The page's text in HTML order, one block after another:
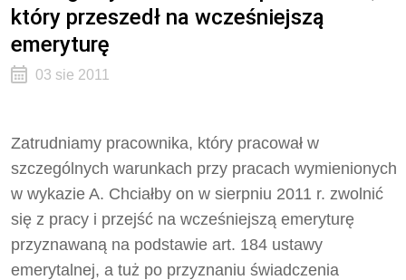
który przeszedł na wcześniejszą
emeryturę
03 sie 2011
Zatrudniamy pracownika, który pracował w
szczególnych warunkach przy pracach wymienionych
w wykazie A. Chciałby on w sierpniu 2011 r. zwolnić
się z pracy i przejść na wcześniejszą emeryturę
przyznawaną na podstawie art. 184 ustawy
emerytalnej, a tuż po przyznaniu świadczenia